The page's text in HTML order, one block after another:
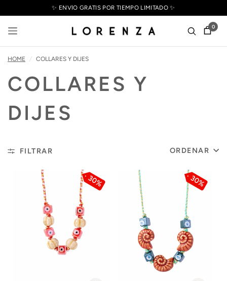
✨ ENVÍO GRATIS POR TIEMPO LIMITADO ✨
0
HOME / COLLARES Y DIJES
COLLARES Y
DIJES
FILTRAR ORDENAR
30% 30%